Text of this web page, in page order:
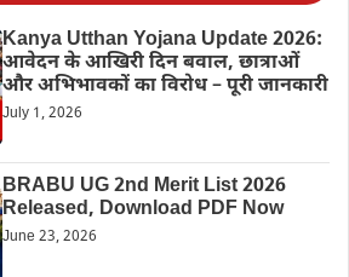
Kanya Utthan Yojana Update 2026:
आवेदन के आखिरी दिन बवाल, छात्राओं
और अभिभावकों का विरोध – पूरी जानकारी
July 1, 2026
BRABU UG 2nd Merit List 2026
Released, Download PDF Now
June 23, 2026